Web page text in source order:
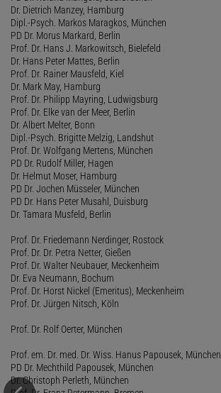
Dr. Dietrich Manzey, Hamburg
Dipl.-Psych. Markos Maragkos, München
PD Dr. Morus Markard, Berlin
Prof. Dr. Hans J. Markowitsch, Bielefeld
Dr. Hans Peter Mattes, Berlin
Prof. Dr. Rainer Mausfeld, Kiel
Dr. Mark May, Hamburg
Prof. Dr. Philipp Mayring, Ludwigsburg
Prof. Dr. Elke van der Meer, Berlin
Dr. Albert Melter, Bonn
Dipl.-Psych. Brigitte Melzig, Landshut
Prof. Dr. Wolfgang Mertens, München
PD Dr. Rudolf Miller, Hagen
Dr. Helmut Moser, Hamburg
PD Dr. Jochen Müsseler, München
PD Dr. Hans Peter Musahl, Duisburg
Dr. Tamara Musfeld, Berlin
Prof. Dr. Friedemann Nerdinger, Rostock
Prof. Dr. Dr. Petra Netter, Gießen
Prof. Dr. Walter Neubauer, Meckenheim
Dr. Eva Neumann, Bochum
Prof. Dr. Horst Nickel (Emeritus), Meckenheim
Prof. Dr. Jürgen Nitsch, Köln
Prof. Dr. Rolf Oerter, München
Prof. em. Dr. med. Dr. Wiss. Hanus Papousek, München
PD Dr. Mechthild Papousek, München
Dr. Christoph Perleth, München